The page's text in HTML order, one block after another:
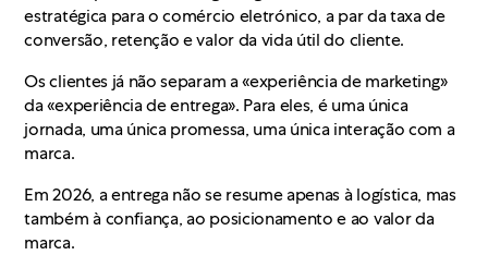
estratégica para o comércio eletrónico, a par da taxa de
conversão, retenção e valor da vida útil do cliente.
Os clientes já não separam a «experiência de marketing»
da «experiência de entrega». Para eles, é uma única
jornada, uma única promessa, uma única interação com a
marca.
Em 2026, a entrega não se resume apenas à logística, mas
também à confiança, ao posicionamento e ao valor da
marca.